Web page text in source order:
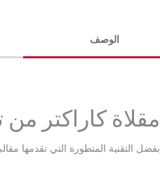
الوصف
مقلاة كاراكتر
بفضل التقنية المتطورة التي تقدمها